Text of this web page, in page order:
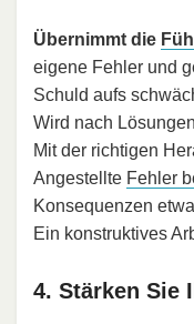
Übernimmt die
eigene Fehler und
Schuld aufs
Wird nach
Mit der richtigen
Angestellte Fehler
Konsequenzen
Ein konstruktives
4. Stärken Sie